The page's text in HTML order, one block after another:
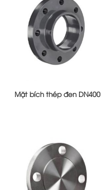
Mặt bích thép đen DN400